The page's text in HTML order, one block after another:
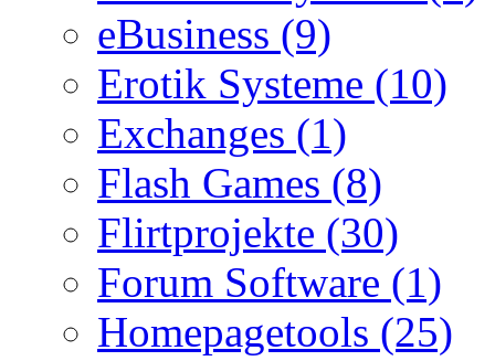
eBusiness (9)
Erotik Systeme (10)
Exchanges (1)
Flash Games (8)
Flirtprojekte (30)
Forum Software (1)
Homepagetools (25)